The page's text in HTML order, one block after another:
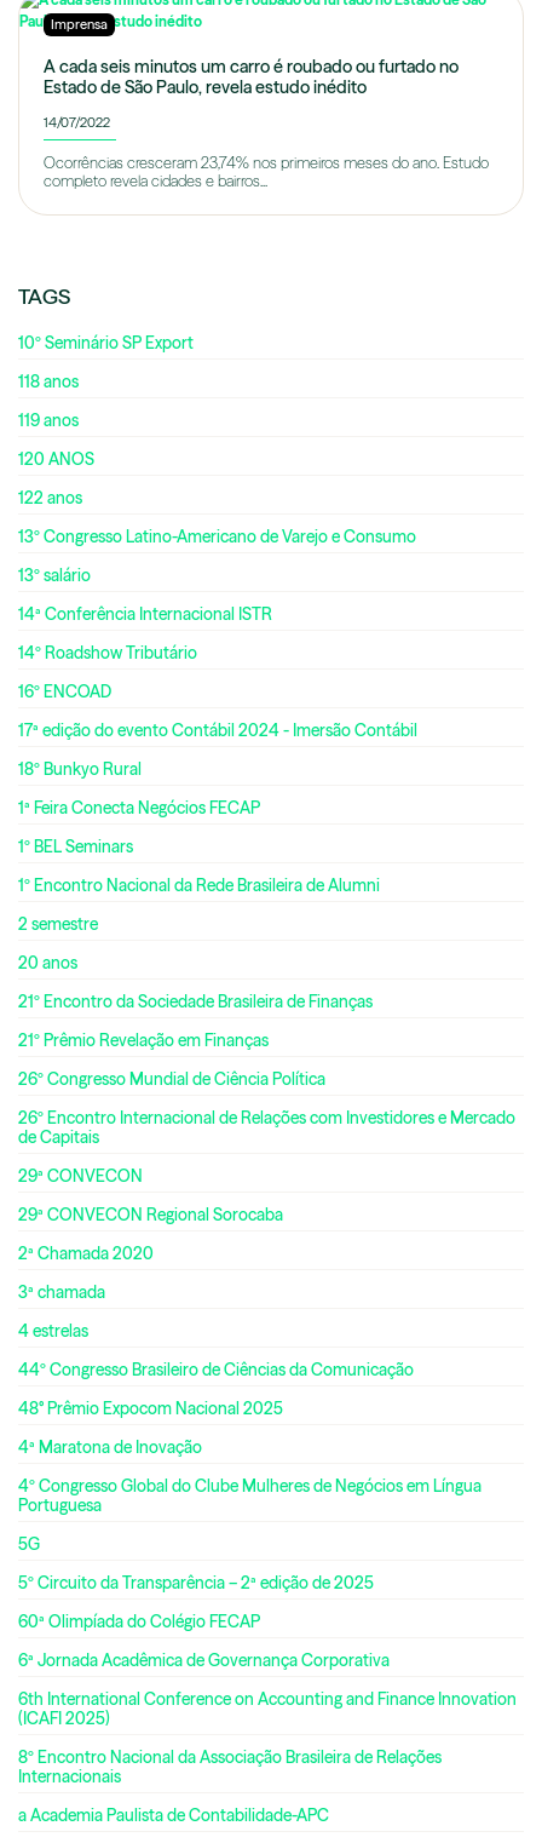
Imprensa
A cada seis minutos um carro é roubado ou furtado no
Estado de São Paulo, revela estudo inédito
14/07/2022
Ocorrências cresceram 23,74% nos primeiros meses do ano. Estudo
completo revela cidades e bairros...
TAGS
10º Seminário SP Export
118 anos
119 anos
120 ANOS
122 anos
13º Congresso Latino-Americano de Varejo e Consumo
13º salário
14ª Conferência Internacional ISTR
14º Roadshow Tributário
16º ENCOAD
17ª edição do evento Contábil 2024 - Imersão Contábil
18º Bunkyo Rural
1ª Feira Conecta Negócios FECAP
1º BEL Seminars
1º Encontro Nacional da Rede Brasileira de Alumni
2 semestre
20 anos
21º Encontro da Sociedade Brasileira de Finanças
21º Prêmio Revelação em Finanças
26º Congresso Mundial de Ciência Política
26º Encontro Internacional de Relações com Investidores e Mercado
de Capitais
29ª CONVECON
29ª CONVECON Regional Sorocaba
2ª Chamada 2020
3ª chamada
4 estrelas
44º Congresso Brasileiro de Ciências da Comunicação
48° Prêmio Expocom Nacional 2025
4ª Maratona de Inovação
4º Congresso Global do Clube Mulheres de Negócios em Língua
Portuguesa
5G
5º Circuito da Transparência – 2ª edição de 2025
60ª Olimpíada do Colégio FECAP
6ª Jornada Acadêmica de Governança Corporativa
6th International Conference on Accounting and Finance Innovation
(ICAFI 2025)
8º Encontro Nacional da Associação Brasileira de Relações
Internacionais
a Academia Paulista de Contabilidade-APC